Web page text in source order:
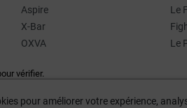
Aspire
X-Bar
OXVA
Le
Le
vérifier.
pour améliorer votre expérience,